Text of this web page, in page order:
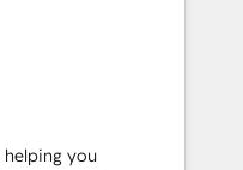
project... ⬅️
150+ Kickstart
in the center
💰 Sage or
helping you